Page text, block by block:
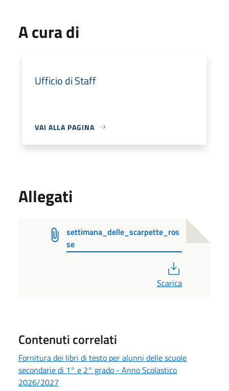
A cura di
Ufficio di Staff
VAI ALLA PAGINA
Allegati
settimana_delle_scarpette_ros
se
Scarica
Contenuti correlati
Fornitura dei libri di testo per alunni delle scuole
secondarie di 1° e 2° grado - Anno Scolastico
2026/2027